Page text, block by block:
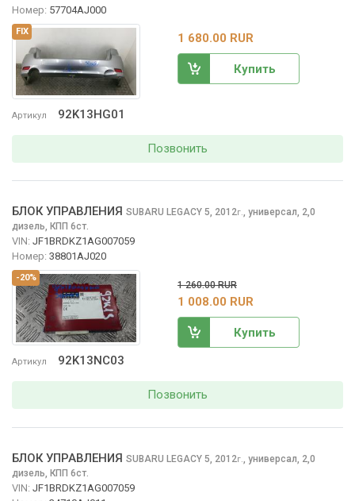
FIX
Артикул 92K13HG01
Номер: 57704AJ000
1 680.00 RUR
Купить
Позвонить
-20%
Артикул 92K13NC03
БЛОК УПРАВЛЕНИЯ SUBARU LEGACY 5, 2012г., универсал, 2,0
дизель, КПП 6ст.
VIN: JF1BRDKZ1AG007059
Номер: 38801AJ020
1 260.00 RUR
1 008.00 RUR
Купить
Позвонить
БЛОК УПРАВЛЕНИЯ SUBARU LEGACY 5, 2012г.
универсал, 2,0
дизель, КПП 6ст.
VIN: JF1BRDKZ1AG007059